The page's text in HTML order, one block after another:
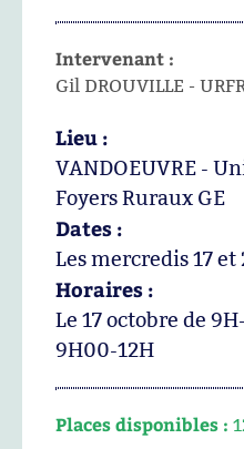
Intervenant :
Gil DROUVILLE -
Lieu :
VANDOEUVRE -
Foyers Ruraux GE
Dates :
Les mercredis 17
Horaires :
Le 17 octobre de
9H00-12H
Places disponibles :